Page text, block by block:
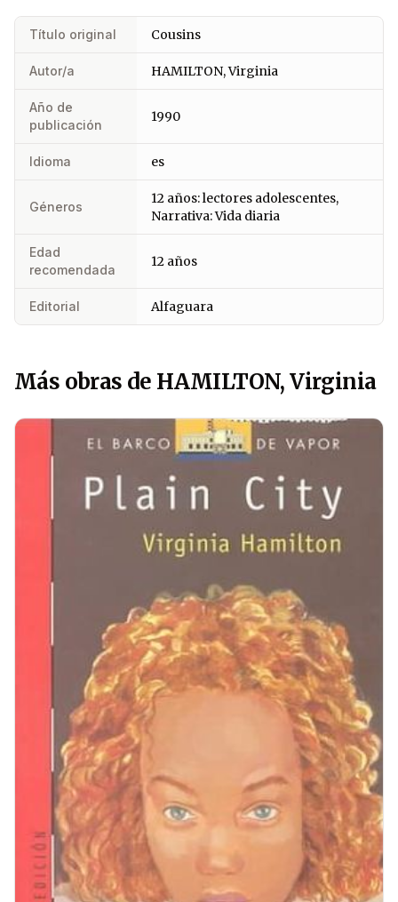
Título original Cousins
Autor/a HAMILTON, Virginia
Año de
publicación
1990
Idioma es
Géneros
12 años: lectores adolescentes,
Narrativa: Vida diaria
Edad
recomendada
12 años
Editorial Alfaguara
Más obras de HAMILTON, Virginia